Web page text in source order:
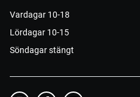
Vardagar 10-18
Lördagar 10-15
Söndagar stängt